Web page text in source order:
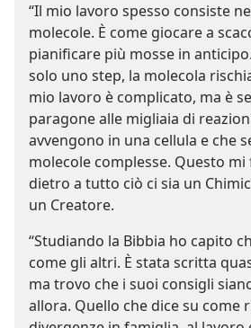
“Il mio lavoro spesso consiste
molecole. È come giocare a
pianificare più mosse in
solo uno step, la molecola
mio lavoro è complicato, ma è
paragone alle migliaia di
avvengono in una cellula e che
molecole complesse. Questo mi
dietro a tutto ciò ci sia un
un Creatore.
“Studiando la Bibbia ho capito
come gli altri. È stata scritta
ma trovo che i suoi consigli
allora. Quello che dice su come